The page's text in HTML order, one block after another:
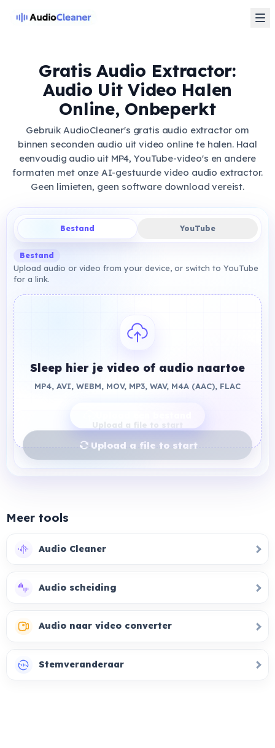
Gratis Audio Extractor:
Audio Uit Video Halen
Online, Onbeperkt
Gebruik AudioCleaner's gratis audio extractor om
binnen seconden audio uit video online te halen. Haal
eenvoudig audio uit MP4, YouTube-video's en andere
formaten met onze AI-gestuurde video audio extractor.
Geen limieten, geen software download vereist.
Bestand YouTube
Bestand
Upload audio or video from your device, or switch to YouTube
for a link.
Sleep hier je video of audio naartoe
MP4, AVI, WEBM, MOV, MP3, WAV, M4A (AAC), FLAC
Upload a file to start
Upload a file to start
Meer tools
Audio Cleaner
Audio scheiding
Audio naar video converter
Stemveranderaar